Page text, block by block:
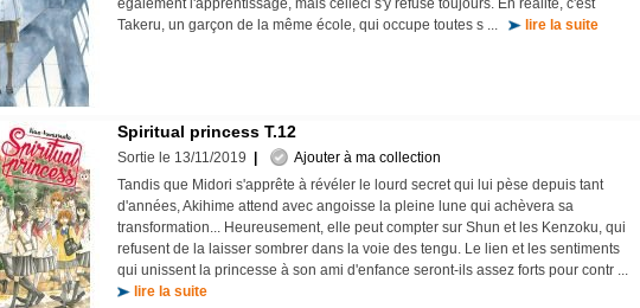
également l'apprentissage, mais celleci s'y refuse toujours. En réalité, c'est
Takeru, un garçon de la même école, qui occupe toutes s ...
lire la suite
Spiritual princess T.12
Sortie le 13/11/2019
Ajouter à ma collection
Tandis que Midori s'apprête à révéler le lourd secret qui lui pèse depuis tant
d'années, Akihime attend avec angoisse la pleine lune qui achèvera sa
transformation... Heureusement, elle peut compter sur Shun et les Kenzoku, qui
refusent de la laisser sombrer dans la voie des tengu. Le lien et les sentiments
qui unissent la princesse à son ami d'enfance seront-ils assez forts pour contr ...
lire la suite